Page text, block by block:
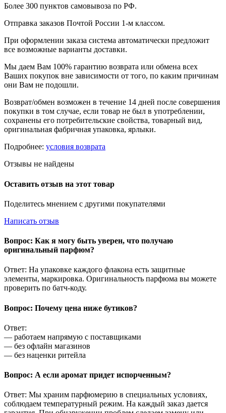
Более 300 пунктов самовывоза по РФ.
Отправка заказов Почтой России 1-м классом.
При оформлении заказа система автоматически предложит
все возможные варианты доставки.
Мы даем Вам 100% гарантию возврата или обмена всех
Ваших покупок вне зависимости от того, по каким причинам
они Вам не подошли.
Возврат/обмен возможен в течение 14 дней после совершения
покупки в том случае, если товар не был в употреблении,
сохранены его потребительские свойства, товарный вид,
оригинальная фабричная упаковка, ярлыки.
Подробнее: условия возврата
Отзывы не найдены
Оставить отзыв на этот товар
Поделитесь мнением с другими покупателями
Написать отзыв
Вопрос: Как я могу быть уверен, что получаю
оригинальный парфюм?
Ответ: На упаковке каждого флакона есть защитные
элементы, маркировка. Оригинальность парфюма вы можете
проверить по батч-коду.
Вопрос: Почему цена ниже бутиков?
Ответ:
— работаем напрямую с поставщиками
— без офлайн магазинов
— без наценки ритейла
Вопрос: А если аромат придет испорченным?
Ответ: Мы храним парфюмерию в специальных условиях,
соблюдаем температурный режим. На каждый заказ дается